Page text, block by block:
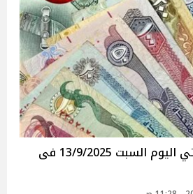
سعر الدرهم الإماراتي اليوم السبت 13/9/2025 فى